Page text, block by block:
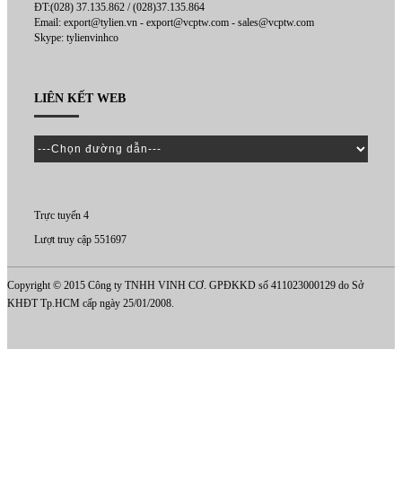
ĐT:(028) 37.135.862 / (028)37.135.864
Email: export@tylien.vn - export@vcptw.com - sales@vcptw.com
Skype: tylienvinhco
LIÊN KẾT WEB
Trực tuyến 4
Lượt truy cập 551697
Copyright © 2015 Công ty TNHH VINH CƠ. GPĐKKD số 411023000129 do Sở
KHĐT Tp.HCM cấp ngày 25/01/2008.